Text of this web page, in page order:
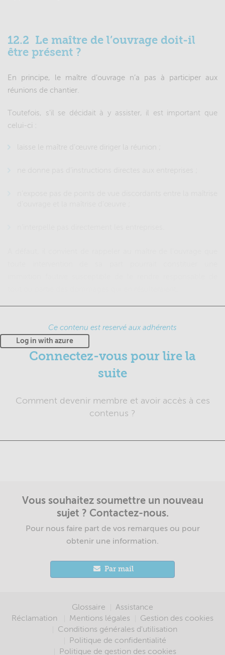
12.2
Le maître de l’ouvrage doit-il
être présent ?
Paragraphes
principaux
En principe, le maître d’ouvrage n’a pas à participer aux
réunions de chantier.
Toutefois, s’il se décidait à y assister, il est important que
celui-ci :
laisse le maître d’œuvre diriger la réunion ;
Ce contenu est reservé aux adhérents
Log in with azure
Connectez-vous pour lire la
suite
Comment devenir membre et avoir accès à ces
contenus ?
Vous souhaitez soumettre un nouveau
sujet ? Contactez-nous.
Pour nous faire part de vos remarques ou pour
obtenir une information.
Par mail
Menu
Glossaire
Assistance
Réclamation
Mentions légales
Gestion des cookies
Conditions générales d'utilisation
Politique de confidentialité
Politique de gestion des cookies